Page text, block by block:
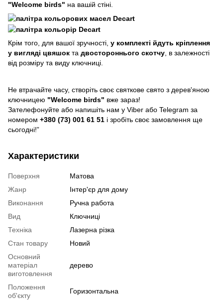
"Welcome birds" на вашій стіні.
Крім того, для вашої зручності, у комплекті йдуть кріплення
у вигляді цвяшок та двостороннього скотчу , в залежності
від розміру та виду ключниці.
Не втрачайте часу, створіть своє святкове свято з дерев'яною
ключницею "Welcome birds" вже зараз!
Зателефонуйте або напишіть нам у Viber або Telegram за
номером +380 (73) 001 61 51 і зробіть своє замовлення ще
сьогодні!”
Характеристики
Поверхня
Матова
Жанр
Інтер'єр для дому
Виконання
Ручна работа
Вид
Ключниці
Техніка
Лазерна різка
Стан товару
Новий
Основний
матеріал
виготовлення
дерево
Положення
об'єкту
Горизонтальна